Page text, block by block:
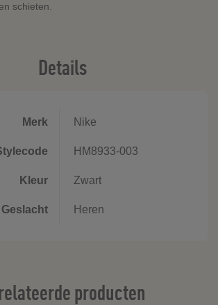
schieten.
Details
Merk Nike
HM8933-003
Kleur Zwart
Geslacht Heren
producten